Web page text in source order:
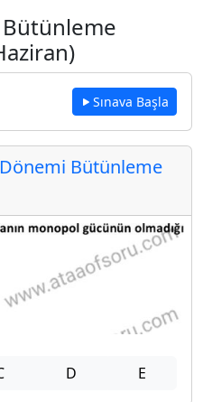
Sınava Başla
Bütünleme
D E